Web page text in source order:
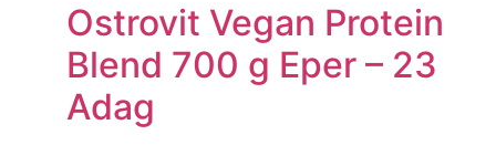
Ostrovit Vegan Protein
Blend 700 g Eper – 23
Adag